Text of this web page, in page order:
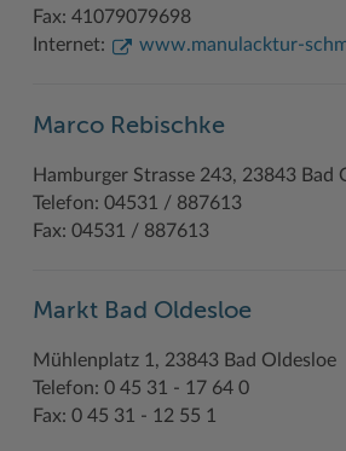
Fax: 41079079698
Internet:
www.manulacktur-
Marco Rebischke
Hamburger Strasse 243, 23843 Bad
Telefon: 04531 / 887613
Fax: 04531 / 887613
Markt Bad Oldesloe
Mühlenplatz 1, 23843 Bad Oldesloe
Telefon: 0 45 31 - 17 64 0
Fax: 0 45 31 - 12 55 1